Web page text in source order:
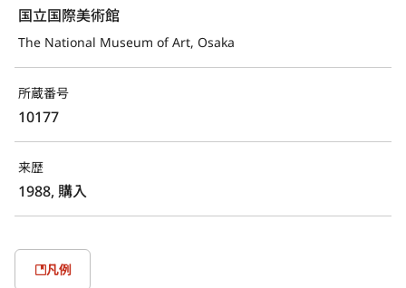
国立国際美術館
The National Museum of Art, Osaka
所蔵番号
10177
来歴
1988, 購入
凡例